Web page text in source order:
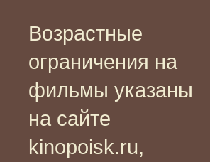
Возрастные
ограничения на
фильмы указаны
на сайте
kinopoisk.ru,